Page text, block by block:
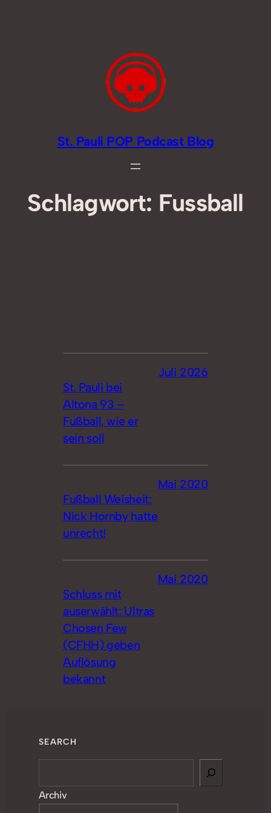
St. Pauli POP Podcast Blog
Schlagwort: Fussball
St. Pauli bei
Altona 93 –
Fußball, wie er
sein soll
Juli 2026
Fußball Weisheit:
Nick Hornby hatte
unrecht!
Mai 2020
Schluss mit
auserwählt: Ultras
Chosen Few
(CFHH) geben
Auflösung
bekannt
Mai 2020
SEARCH
Archiv